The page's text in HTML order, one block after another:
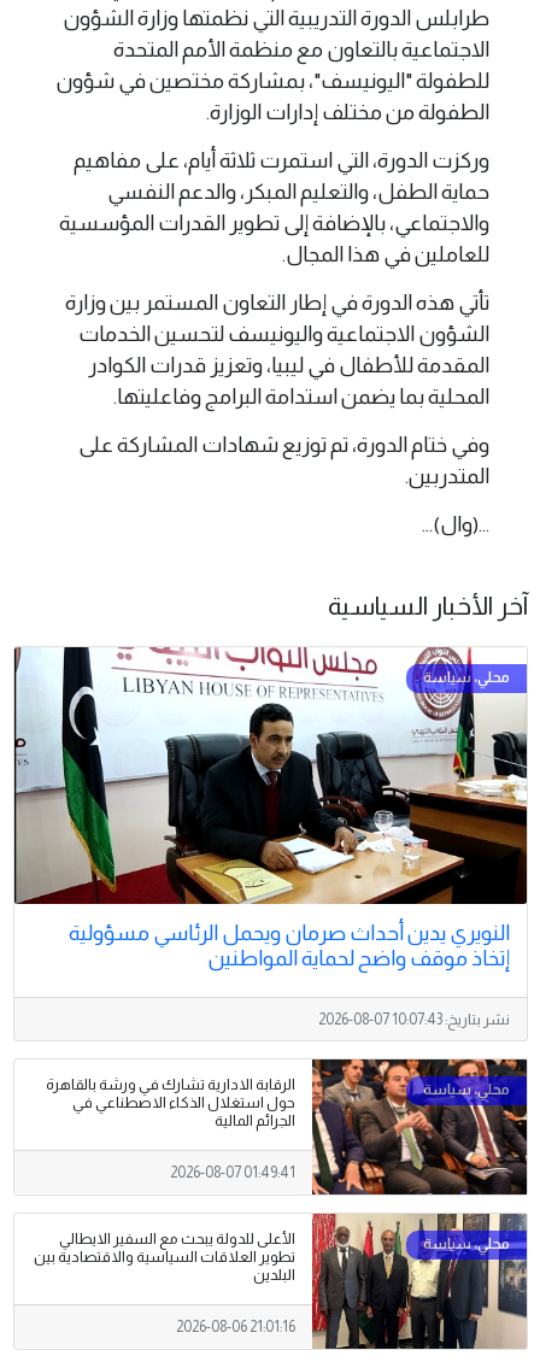
طرابلس الدورة التدريبية التي نظمتها وزارة الشؤون
الاجتماعية بالتعاون مع منظمة الأمم المتحدة
للطفولة "اليونيسف"، بمشاركة مختصين في شؤون
الطفولة من مختلف إدارات الوزارة.
وركزت الدورة، التي استمرت ثلاثة أيام، على مفاهيم
حماية الطفل، والتعليم المبكر، والدعم النفسي
والاجتماعي، بالإضافة إلى تطوير القدرات المؤسسية
للعاملين في هذا المجال.
تأتي هذه الدورة في إطار التعاون المستمر بين وزارة
الشؤون الاجتماعية واليونيسف لتحسين الخدمات
المقدمة للأطفال في ليبيا، وتعزيز قدرات الكوادر
المحلية بما يضمن استدامة البرامج وفاعليتها.
وفي ختام الدورة، تم توزيع شهادات المشاركة على
المتدربين.
...(وال)...
آخر الأخبار السياسية
النويري يدين أحداث صرمان ويحمل الرئاسي مسؤولية
إتخاذ موقف واضح لحماية المواطنين
نشر بتاريخ:2026-08-07 10:07:43
الرقابة الادارية تشارك في ورشة بالقاهرة
حول استغلال الذكاء الاصطناعي في
الجرائم المالية
2026-08-07 01:49:41
الأعلى للدولة يبحث مع السفير الايطالي
تطوير العلاقات السياسية والاقتصادية بين
البلدين
2026-08-06 21:01:16